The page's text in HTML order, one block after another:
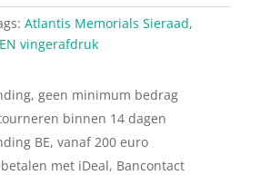
Atlantis Memorials Sieraad,
vingerafdruk
geen minimum bedrag
binnen 14 dagen
BE, vanaf 200 euro
met iDeal, Bancontact